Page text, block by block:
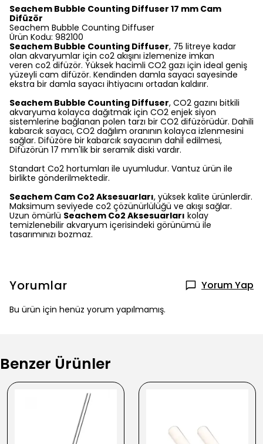
Seachem Bubble Counting Diffuser 17 mm Cam
Difüzör
Seachem Bubble Counting Diffuser
Ürün Kodu: 982100
Seachem Bubble Counting Diffuser, 75 litreye kadar
olan akvaryumlar için co2 akışını izlemenize imkan
veren co2 difüzör. Yüksek hacimli CO2 gazı için ideal geniş
yüzeyli cam difüzör. Kendinden damla sayacı sayesinde
ekstra bir damla sayacı ihtiyacını ortadan kaldırır.
Seachem Bubble Counting Diffuser, CO2 gazını bitkili
akvaryuma kolayca dağıtmak için CO2 enjek siyon
sistemlerine bağlanan polen tarzı bir CO2 difüzörüdür. Dahili
kabarcık sayacı, CO2 dağılım oranının kolayca izlenmesini
sağlar. Difüzöre bir kabarcık sayacının dahil edilmesi,
Difüzörün 17 mm'lik bir seramik diski vardır.
Standart Co2 hortumları ile uyumludur. Vantuz ürün ile
birlikte gönderilmektedir.
Seachem Cam Co2 Aksesuarları, yüksek kalite ürünlerdir.
Maksimum seviyede co2 çözünürlülüğü ve akışı sağlar.
Uzun ömürlü Seachem Co2 Aksesuarları kolay
temizlenebilir akvaryum içerisindeki görünümü ile
tasarımınızı bozmaz.
Yorumlar Yorum Yap
Bu ürün için henüz yorum yapılmamış.
Benzer Ürünler